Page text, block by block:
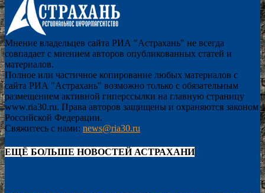
Мнение владельцев сайта РИА "Астрахань" не всегда
совпадает с мнением авторов опубликованных статей и
материалов.
Полное или частичное копирование любых материалов с
сайта РИА "Астрахань" возможно только с обязательным
размещением активной гиперссылки на главную страницу
www.ria30.ru. Права авторов защищены и охраняются законом
Российской Федерации.
Свяжитесь с нами: news@ria30.ru
ЕЩЁ БОЛЬШЕ НОВОСТЕЙ АСТРАХАНИ